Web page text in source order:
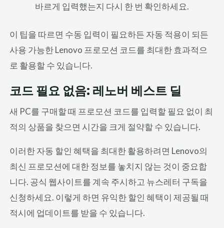
바르게 입력했는지 다시 한 번 확인하세요.
이 팁을 따르면 수동 입력이 필요하든 자동 적용이 되든
사용 가능한 Lenovo 프로모션 코드를 최대한 효과적으
로 활용할 수 있습니다.
코드 필요 없음: 레노버 베스트 딜
새 PC를 구매할 때 프로모션 코드를 입력할 필요 없이 최
적의 상품을 찾으면 시간을 크게 절약할 수 있습니다.
이러한 자동 할인 혜택을 최대한 활용하려면 Lenovo의
최신 프로모션에 대한 정보를 놓치지 않는 것이 중요합
니다. 공식 웹사이트를 계속 주시하고 뉴스레터 구독을
신청하세요. 이렇게 하면 유익한 할인 혜택이 제공될 때
적시에 업데이트를 받을 수 있습니다.